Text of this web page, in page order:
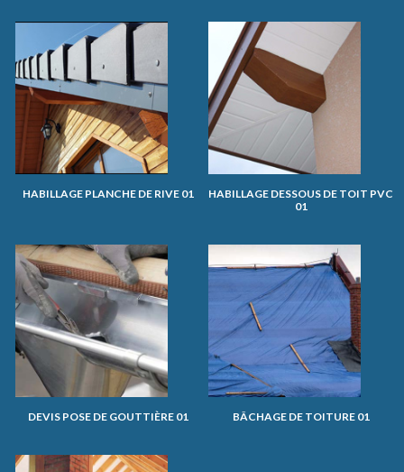
HABILLAGE PLANCHE DE RIVE 01
HABILLAGE DESSOUS DE TOIT PVC
01
DEVIS POSE DE GOUTTIÈRE 01 BÂCHAGE DE TOITURE 01